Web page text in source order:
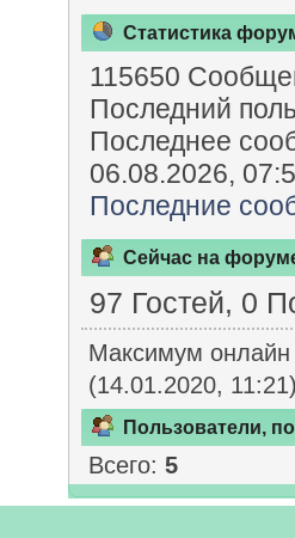
Статистика
115650
Последний
Последнее
06.08.2026,
Последние
Сейчас на
97 Гостей, 0
Максимум
(14.01.2020,
Пользователи,
Всего: 5